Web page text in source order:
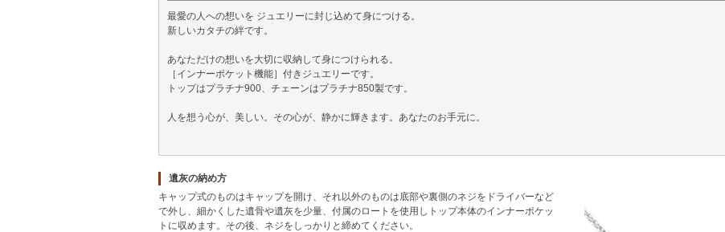
最愛の人への想いを ジュエリーに封じ込めて身につける。
新しいカタチの絆です。
あなただけの想いを大切に収納して身につけられる。
［インナーポケット機能］付きジュエリーです。
トップはプラチナ900、チェーンはプラチナ850製です。
人を想う心が、美しい。その心が、静かに輝きます。あなたのお手元に。
遺灰の納め方
キャップ式のものはキャップを開け、それ以外のものは底部や裏側のネジをドライバーなど
で外し、細かくした遺骨や遺灰を少量、付属のロートを使用しトップ本体のインナーポケッ
トに収めます。その後、ネジをしっかりと締めてください。